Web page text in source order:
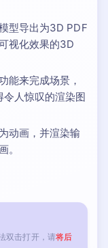
型导出为3D PDF
视化效果的3D
能来完成场景，
人惊叹的渲染图
动画，并渲染输
。
双击打开，请将后